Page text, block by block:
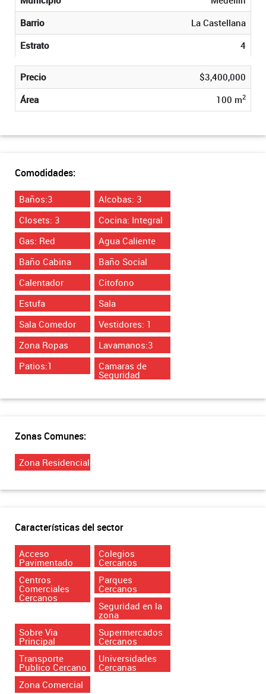
Barrio
La Castellana
Estrato
4
Precio
$3,400,000
Área
100 m2
Comodidades:
Baños:3
Alcobas: 3
Closets: 3
Cocina: Integral
Gas: Red
Agua Caliente
Baño Cabina
Baño Social
Calentador
Citofono
Estufa
Sala
Sala Comedor
Vestidores: 1
Zona Ropas
Lavamanos:3
Patios:1
Camaras de
Seguridad
Zonas Comunes:
Zona Residencial
Características del sector
Acceso
Pavimentado
Colegios
Cercanos
Centros
Comerciales
Cercanos
Parques
Cercanos
Seguridad en la
zona
Sobre Via
Principal
Supermercados
Cercanos
Transporte
Publico Cercano
Universidades
Cercanas
Zona Comercial